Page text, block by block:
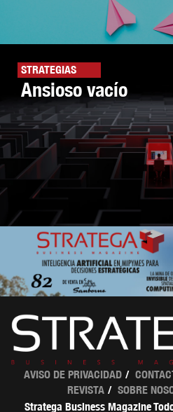
STRATEGIAS
Ansioso vacío
AVISO DE PRIVACIDAD
REVISTA
SOBRE
Stratega Business Magazine